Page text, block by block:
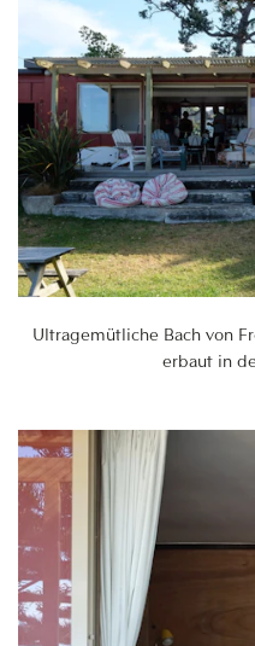
Ultragemütliche Bach von
erbaut in